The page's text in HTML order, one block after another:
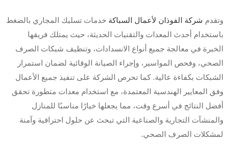
وتقدم شركة الفوذان لأعمال السباكة خدمات تسليك المجاري بالضغط
باستخدام أحدث المعدات والتقنيات الحديثة، حيث يمتلك فريقها
الخبرة في معالجة جميع أنواع الانسدادات، وتنظيف شبكات الصرف
الصحي، وفحص المواسير، وإجراء الصيانة الوقائية لضمان استمرار
الشبكات بكفاءة عالية. كما تحرص الشركة على تنفيذ جميع الأعمال
وفق المعايير الهندسية المعتمدة، مع استخدام معدات متطورة تحقق
أفضل النتائج في أسرع وقت، مما يجعلها خيارًا مناسبًا للمنازل
والمنشآت التجارية والصناعية التي تبحث عن حلول احترافية وآمنة
لمشكلات الصرف الصحي.